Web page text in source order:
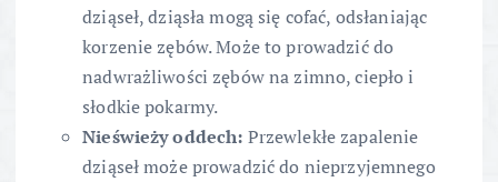
dziąseł, dziąsła mogą się cofać, odsłaniając
korzenie zębów. Może to prowadzić do
nadwrażliwości zębów na zimno, ciepło i
słodkie pokarmy.
Nieświeży oddech: Przewlekłe zapalenie
dziąseł może prowadzić do nieprzyjemnego